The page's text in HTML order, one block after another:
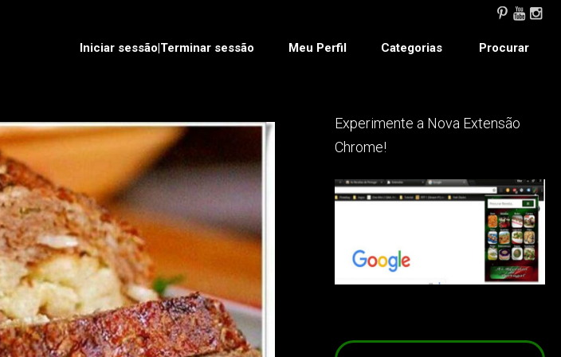
Iniciar sessão|Terminar sessão Meu Perfil Categorias Procurar
Experimente a Nova Extensão
Chrome!